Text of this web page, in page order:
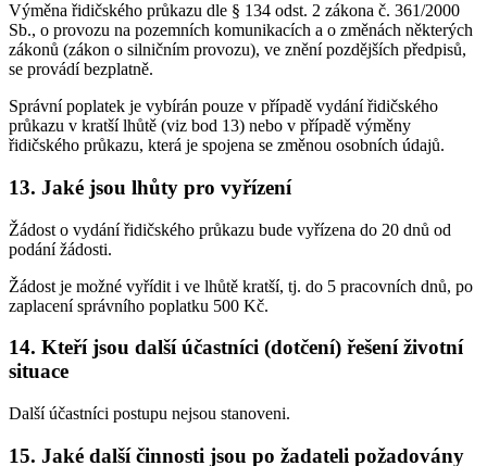
Výměna řidičského průkazu dle § 134 odst. 2 zákona č. 361/2000
Sb., o provozu na pozemních komunikacích a o změnách některých
zákonů (zákon o silničním provozu), ve znění pozdějších předpisů,
se provádí bezplatně.
Správní poplatek je vybírán pouze v případě vydání řidičského
průkazu v kratší lhůtě (viz bod 13) nebo v případě výměny
řidičského průkazu, která je spojena se změnou osobních údajů.
13. Jaké jsou lhůty pro vyřízení
Žádost o vydání řidičského průkazu bude vyřízena do 20 dnů od
podání žádosti.
Žádost je možné vyřídit i ve lhůtě kratší, tj. do 5 pracovních dnů, po
zaplacení správního poplatku 500 Kč.
14. Kteří jsou další účastníci (dotčení) řešení životní
situace
Další účastníci postupu nejsou stanoveni.
15. Jaké další činnosti jsou po žadateli požadovány